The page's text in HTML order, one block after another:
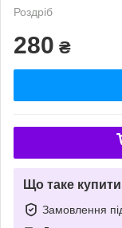
Роздріб
280 ₴
Що таке
Замовлення